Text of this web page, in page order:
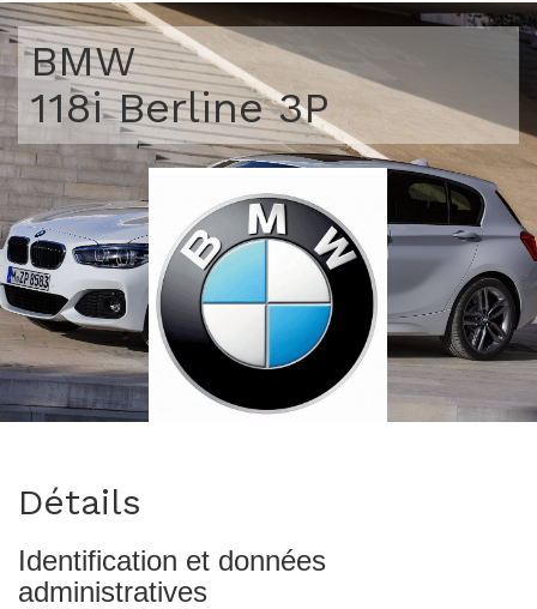
BMW
118i Berline 3P
Détails
Identification et données
administratives